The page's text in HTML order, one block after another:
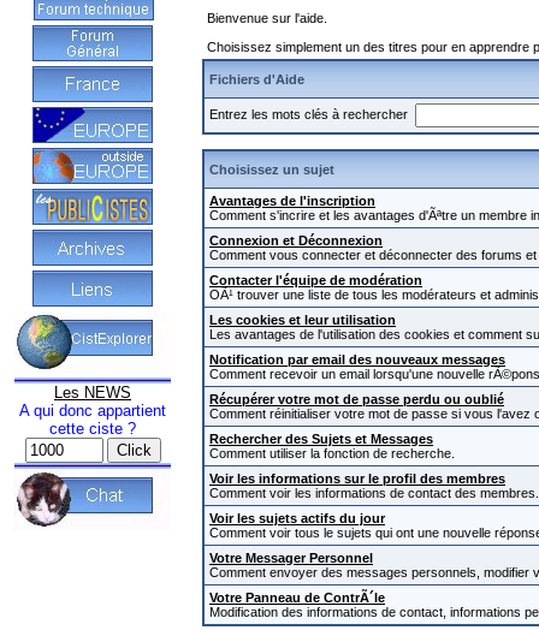
Les NEWS
A qui donc appartient
cette ciste ?
Bienvenue sur l'aide.
Choisissez simplement un des titres pour en
Fichiers d'Aide
Entrez les mots clés à rechercher
Choisissez un sujet
Avantages de l'inscription
Comment s'incrire et les avantages d'Ãªtre un membre
Connexion et Déconnexion
Comment vous connecter et déconnecter des forums
Contacter l'équipe de modération
OÃ¹ trouver une liste de tous les modérateurs et
Les cookies et leur utilisation
Les avantages de l'utilisation des cookies et comment
Notification par email des nouveaux messages
Comment recevoir un email lorsqu'une nouvelle
Récupérer votre mot de passe perdu ou oublié
Comment réinitialiser votre mot de passe si vous l'avez
Rechercher des Sujets et Messages
Comment utiliser la fonction de recherche.
Voir les informations sur le profil des membres
Comment voir les informations de contact des membres.
Voir les sujets actifs du jour
Comment voir tous le sujets qui ont une nouvelle
Votre Messager Personnel
Comment envoyer des messages personnels,
Votre Panneau de ContrÃ´le
Modification des informations de contact, informations